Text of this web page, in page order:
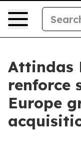
Attindas
renforce
Europe